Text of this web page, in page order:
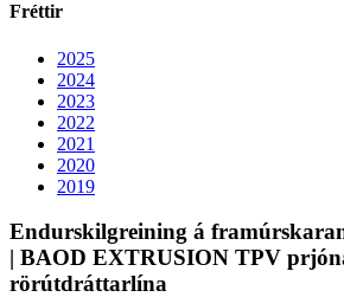
Fréttir
2025
2024
2023
2022
2021
2020
2019
Endurskilgreining á
| BAOD EXTRUSION TPV
rörútdráttarlína